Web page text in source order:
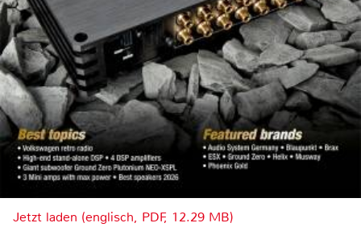
Jetzt laden (englisch, PDF, 12.29 MB)